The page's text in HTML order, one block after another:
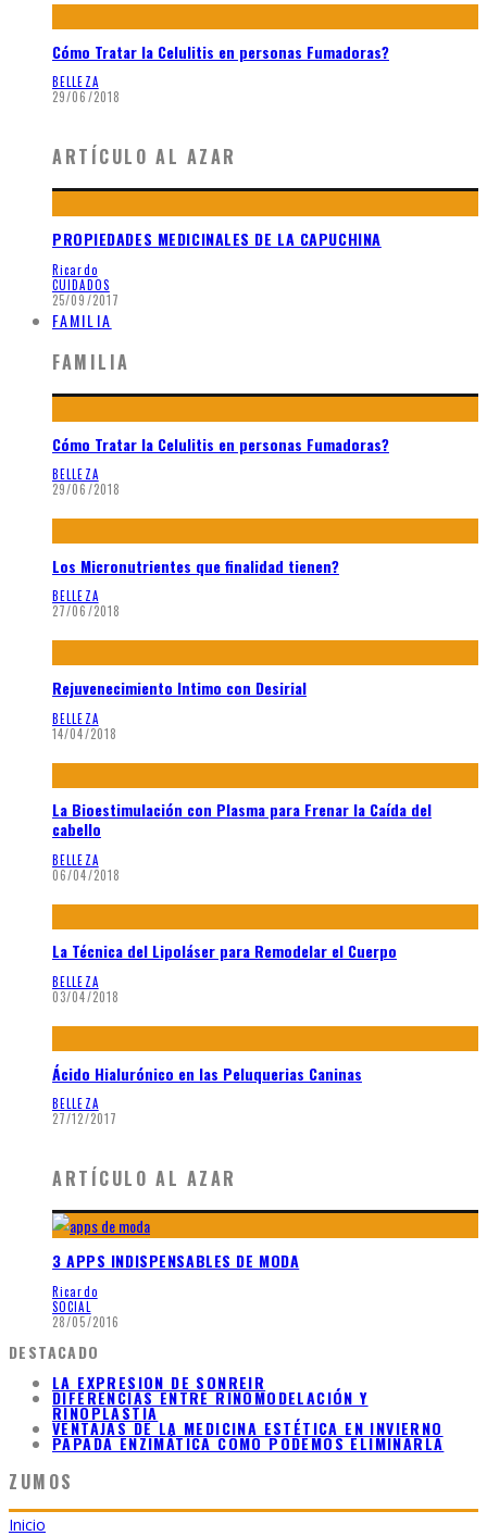
Cómo Tratar la Celulitis en personas Fumadoras?
BELLEZA
29/06/2018
ARTÍCULO AL AZAR
PROPIEDADES MEDICINALES DE LA CAPUCHINA
Ricardo
CUIDADOS
25/09/2017
FAMILIA
FAMILIA
Cómo Tratar la Celulitis en personas Fumadoras?
BELLEZA
29/06/2018
Los Micronutrientes que finalidad tienen?
BELLEZA
27/06/2018
Rejuvenecimiento Intimo con Desirial
BELLEZA
14/04/2018
La Bioestimulación con Plasma para Frenar la Caída del
cabello
BELLEZA
06/04/2018
La Técnica del Lipoláser para Remodelar el Cuerpo
BELLEZA
03/04/2018
Ácido Hialurónico en las Peluquerias Caninas
BELLEZA
27/12/2017
ARTÍCULO AL AZAR
3 APPS INDISPENSABLES DE MODA
Ricardo
SOCIAL
28/05/2016
DESTACADO
LA EXPRESION DE SONREIR
DIFERENCIAS ENTRE RINOMODELACIÓN Y
RINOPLASTIA
VENTAJAS DE LA MEDICINA ESTÉTICA EN INVIERNO
PAPADA ENZIMÁTICA COMO PODEMOS ELIMINARLA
ZUMOS
Inicio